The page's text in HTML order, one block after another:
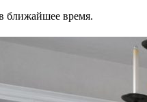
ближайшее время.